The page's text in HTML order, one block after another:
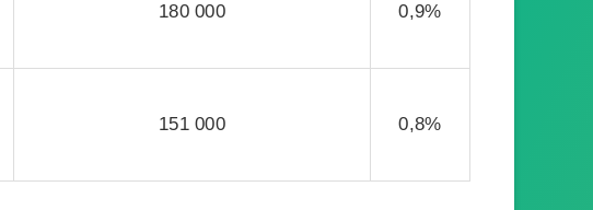
180 000 0,9%
151 000 0,8%